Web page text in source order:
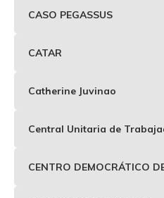
CASO PEGASSUS
CATAR
Catherine Juvinao
Central Unitaria de
CENTRO DEMOCRÁTICO